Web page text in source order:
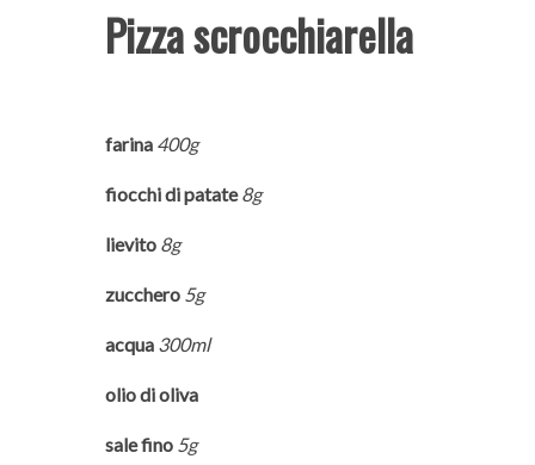
Pizza scrocchiarella
farina 400g
fiocchi di patate 8g
lievito 8g
zucchero 5g
acqua 300ml
olio di oliva
sale fino 5g